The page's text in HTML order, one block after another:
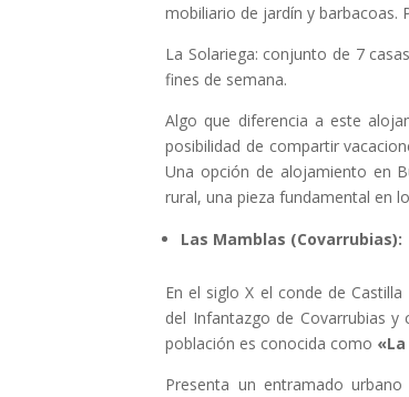
mobiliario de jardín y barbacoas.
La Solariega: conjunto de 7
fines de semana.
Algo que diferencia a este
posibilidad de compartir
Una opción de alojamiento en
rural, una pieza fundamental en
Las Mamblas (Covarrubias):
En el siglo X el conde de
del Infantazgo de Covarrubias
población es conocida como
Presenta un entramado